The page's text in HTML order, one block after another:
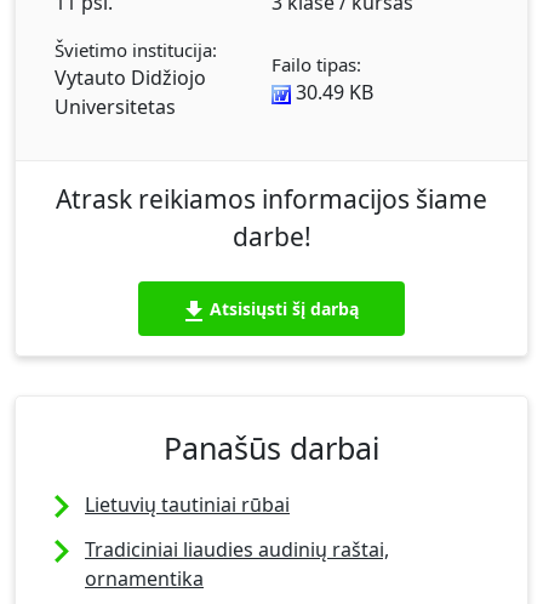
Švietimo institucija:
Vytauto Didžiojo
Universitetas
Failo tipas:
30.49 KB
Atrask reikiamos informacijos šiame
darbe!
Atsisiųsti šį darbą
Panašūs darbai
Lietuvių tautiniai rūbai
Tradiciniai liaudies audinių raštai,
ornamentika